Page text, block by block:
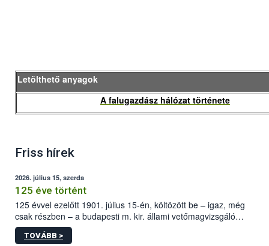
Letölthető anyagok
A falugazdász hálózat története
Friss hírek
2026. július 15, szerda
125 éve történt
125 évvel ezelőtt 1901. július 15-én, költözött be – igaz, még
csak részben – a budapesti m. kir. állami vetőmagvizsgáló
állomás a Kis Rókus utca 15. szám alatti, Czigler Győző által
tervezett új épületébe.
TOVÁBB >